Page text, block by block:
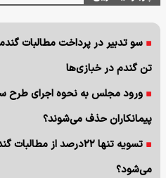
سو تدبیر در پرداخت مطالبات
تن گندم در خبازی‌ها
ورود مجلس به نحوه اجرای طرح
پیمانکاران حذف می‌شوند؟
تسویه تنها ۲۲درصد از
می‌شود؟